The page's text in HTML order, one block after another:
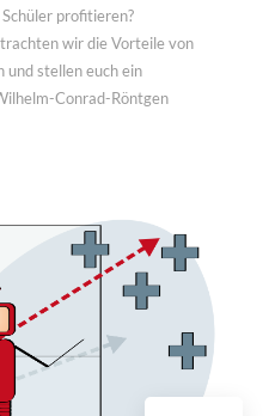
profitieren?
wir die Vorteile von
und stellen euch ein
Conrad-Röntgen